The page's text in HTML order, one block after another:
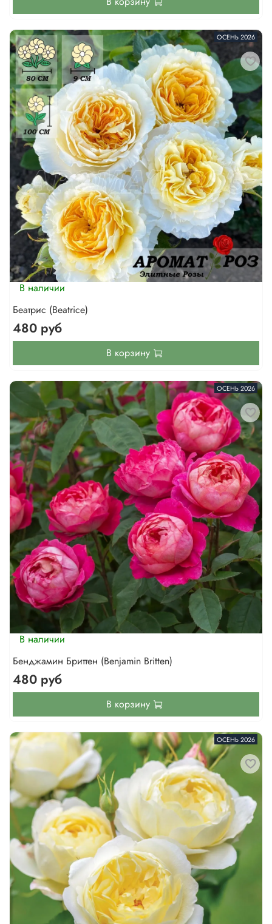
ОСЕНЬ 2026
В наличии
Беатрис (Beatrice)
480 руб
В корзину
ОСЕНЬ 2026
В наличии
Бенджамин Бриттен (Benjamin Britten)
480 руб
В корзину
ОСЕНЬ 2026